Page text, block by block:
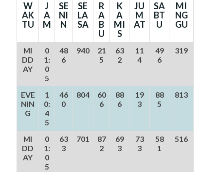
W
AK
TU
J
A
M
SE
NI
N
SE
LA
SA
R
A
B
U
K
A
MI
S
JU
M
AT
SA
BT
U
MI
NG
GU
MI
DD
AY
0
1:
0
5
48
6
940
21
5
63
2
11
4
49
6
319
EVE
NIN
G
1
0:
4
5
46
0
804
60
6
88
6
19
3
88
5
813
MI
DD
AY
0
1:
0
5
63
3
701
87
2
69
3
73
3
58
1
516